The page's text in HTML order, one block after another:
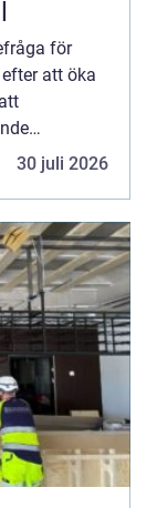
för
att öka
30 juli 2026